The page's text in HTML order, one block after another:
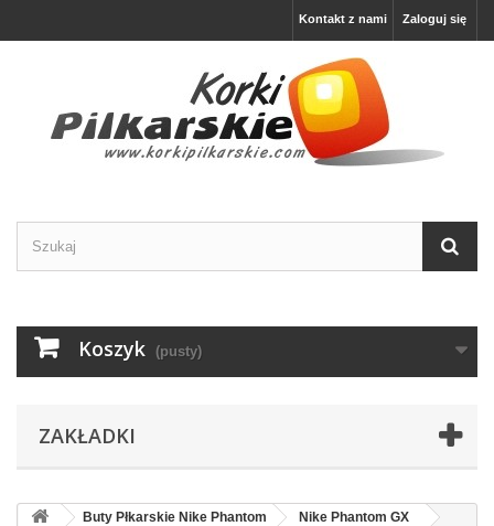
Zaloguj się
Kontakt z nami
Koszyk (pusty)
ZAKŁADKI
Buty Płkarskie Nike Phantom
Nike Phantom GX